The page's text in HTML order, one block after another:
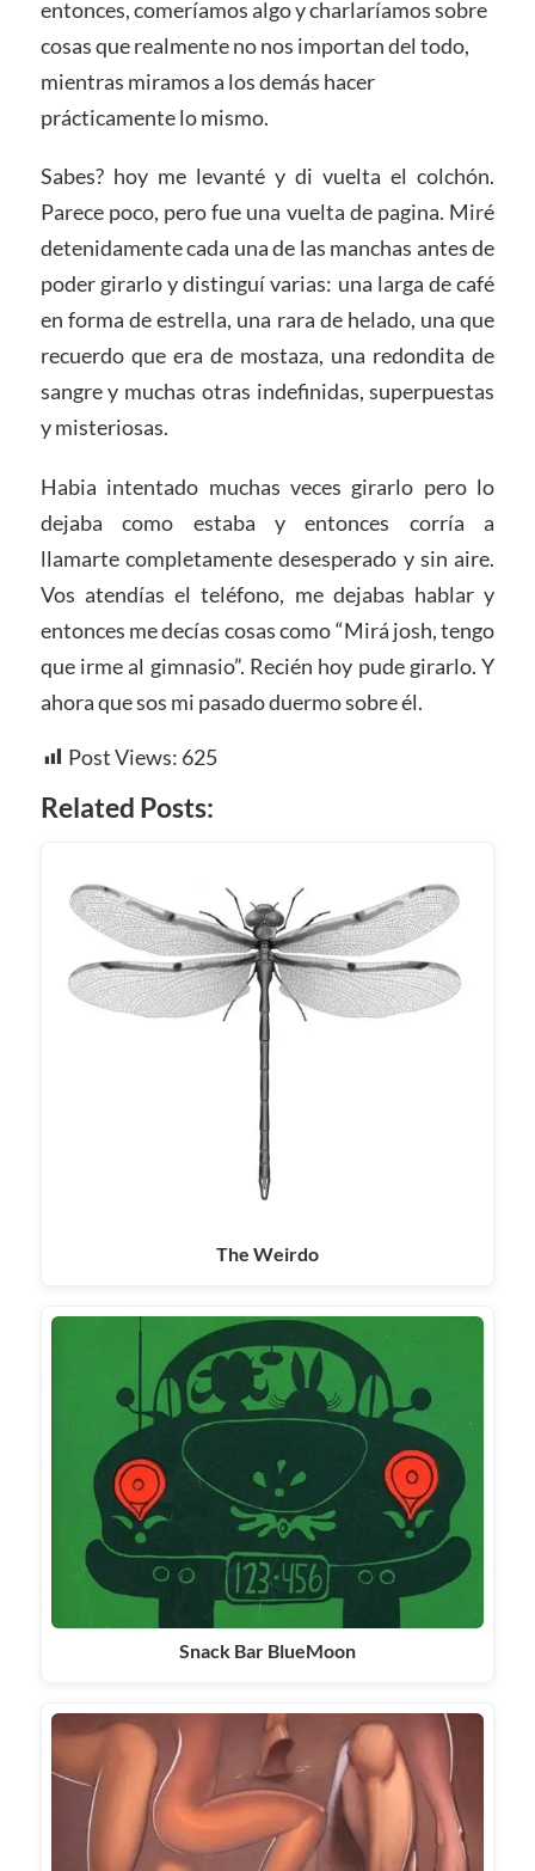
entonces, comeríamos algo y charlaríamos sobre
cosas que realmente no nos importan del todo,
mientras miramos a los demás hacer
prácticamente lo mismo.
Sabes? hoy me levanté y di vuelta el colchón.
Parece poco, pero fue una vuelta de pagina. Miré
detenidamente cada una de las manchas antes de
poder girarlo y distinguí varias: una larga de café
en forma de estrella, una rara de helado, una que
recuerdo que era de mostaza, una redondita de
sangre y muchas otras indefinidas, superpuestas
y misteriosas.
Habia intentado muchas veces girarlo pero lo
dejaba como estaba y entonces corría a
llamarte completamente desesperado y sin aire.
Vos atendías el teléfono, me dejabas hablar y
entonces me decías cosas como “Mirá josh, tengo
que irme al gimnasio”. Recién hoy pude girarlo. Y
ahora que sos mi pasado duermo sobre él.
Post Views: 625
Related Posts:
The Weirdo
Snack Bar BlueMoon